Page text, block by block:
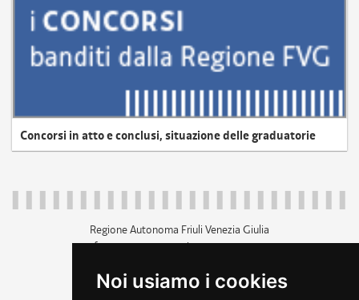
Noi usiamo i cookies
Concorsi in atto e conclusi, situazione delle graduatorie
Regione Autonoma Friuli Venezia Giulia
c.f. 80014930327; p.iva 00526040324
+39 040 3771111